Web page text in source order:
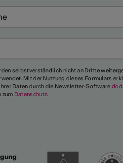
selbstverständlich nicht an Dritte
Mit der Nutzung dieses Formulars
Daten durch die Newsletter-Software
zum Datenschutz.